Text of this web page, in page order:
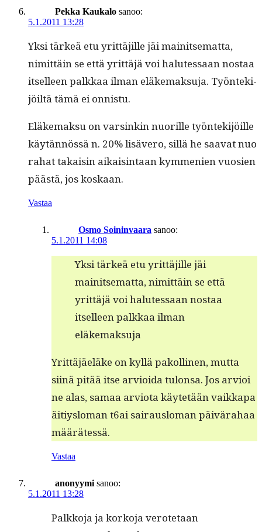
Pekka Kaukalo sanoo:
5.1.2011 13:28
Yksi tärkeä etu yrit­täjille jäi mainit­se­mat­ta,
nimit­täin se että yrit­täjä voi halutes­saan nos­taa
itselleen palkkaa ilman eläke­mak­su­ja. Työn­tek­i­
jöiltä tämä ei onnistu.
Eläke­mak­su on varsinkin nuo­rille työn­tek­i­jöille
käytän­nössä n. 20% lisävero, sil­lä he saa­vat nuo
rahat takaisin aikaisin­taan kym­me­nien vuosien
päästä, jos koskaan.
Vastaa
Osmo Soininvaara sanoo:
5.1.2011 14:08
Yksi tärkeä etu yrit­täjille jäi
mainit­se­mat­ta, nimit­täin se että
yrit­täjä voi halutes­saan nos­taa
itselleen palkkaa ilman
eläkemaksuja
Yrit­täjäeläke on kyl­lä pakolli­nen, mut­ta
siinä pitää itse arvioi­da tulon­sa. Jos arvioi
ne alas, samaa arvio­ta käytetään vaikka­pa
äitiys­lo­man t6ai sairaus­lo­man päivära­haa
määrätessä.
Vastaa
anonyymi sanoo:
5.1.2011 13:28
Palkko­ja ja korko­ja verote­taan